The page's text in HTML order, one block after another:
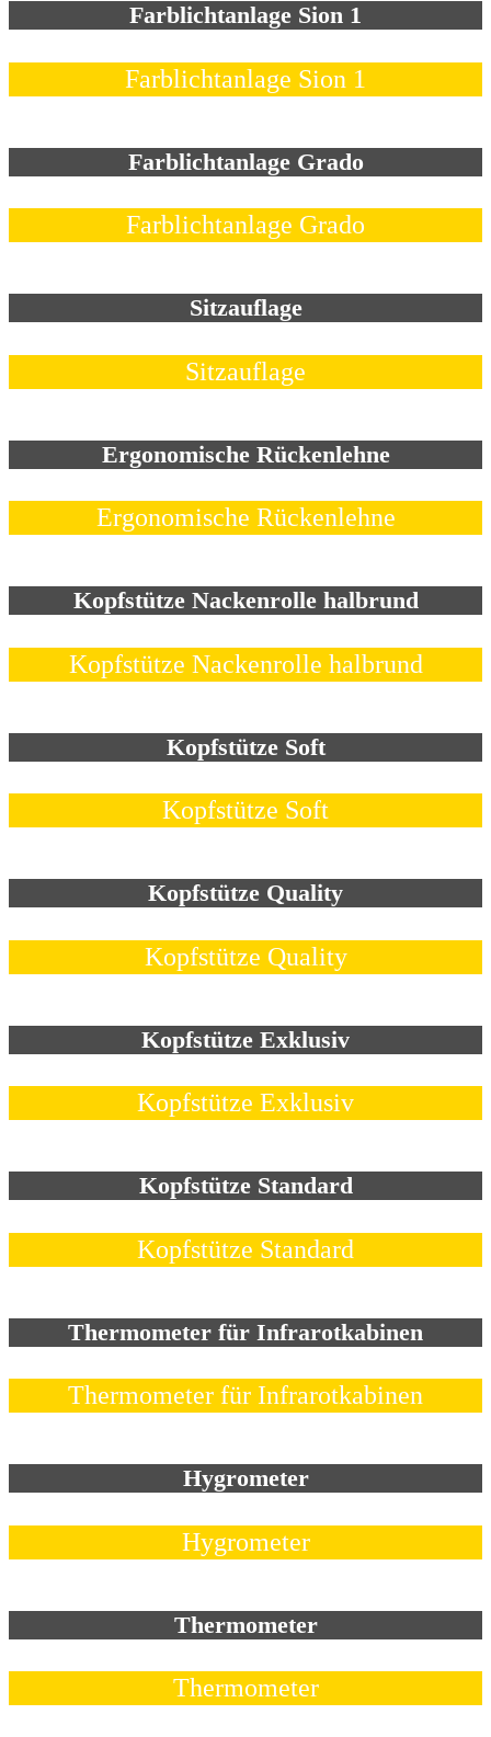
Farblichtanlage Sion 1
Farblichtanlage Sion 1
Farblichtanlage Grado
Farblichtanlage Grado
Sitzauflage
Sitzauflage
Ergonomische Rückenlehne
Ergonomische Rückenlehne
Kopfstütze Nackenrolle halbrund
Kopfstütze Nackenrolle halbrund
Kopfstütze Soft
Kopfstütze Soft
Kopfstütze Quality
Kopfstütze Quality
Kopfstütze Exklusiv
Kopfstütze Exklusiv
Kopfstütze Standard
Kopfstütze Standard
Thermometer für Infrarotkabinen
Thermometer für Infrarotkabinen
Hygrometer
Hygrometer
Thermometer
Thermometer